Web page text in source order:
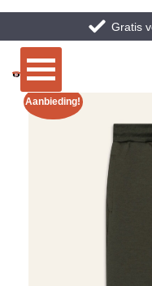
Gratis
Aanbieding!